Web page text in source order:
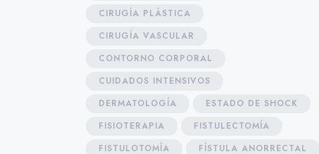
CIRUGÍA PLÁSTICA
CIRUGÍA VASCULAR
CONTORNO CORPORAL
CUIDADOS INTENSIVOS
DERMATOLOGÍA
ESTADO DE SHOCK
FISIOTERAPIA
FISTULECTOMÍA
FISTULOTOMÍA
FÍSTULA ANORRECTAL